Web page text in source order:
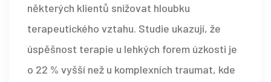
některých klientů snižovat hloubku
terapeutického vztahu. Studie ukazují, že
úspěšnost terapie u lehkých forem úzkosti je
o 22 % vyšší než u komplexních traumat, kde